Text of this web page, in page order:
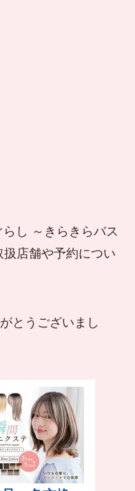
し ～きらきらバス
店舗や予約につい
とうございまし